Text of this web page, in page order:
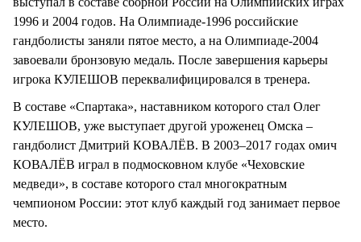
1996 и 2004 годов. На Олимпиаде-1996 российские
гандболисты заняли пятое место, а на Олимпиаде-2004
завоевали бронзовую медаль. После завершения карьеры
игрока КУЛЕШОВ переквалифицировался в тренера.
В составе «Спартака», наставником которого стал Олег
КУЛЕШОВ, уже выступает другой уроженец Омска –
гандболист Дмитрий КОВАЛЁВ. В 2003–2017 годах омич
КОВАЛЁВ играл в подмосковном клубе «Чеховские
медведи», в составе которого стал многократным
чемпионом России: этот клуб каждый год занимает первое
место.